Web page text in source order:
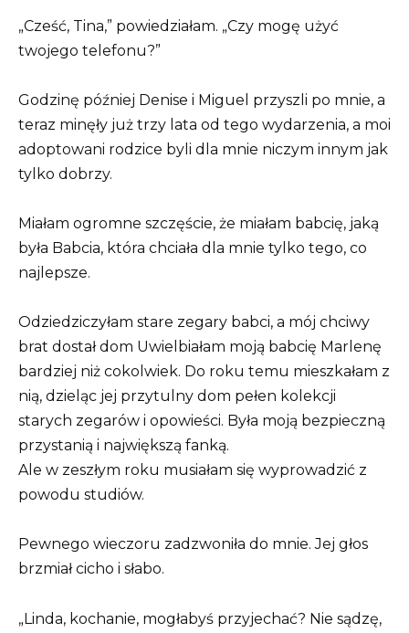
„Cześć, Tina,” powiedziałam. „Czy mogę użyć
twojego telefonu?”
Godzinę później Denise i Miguel przyszli po mnie, a
teraz minęły już trzy lata od tego wydarzenia, a moi
adoptowani rodzice byli dla mnie niczym innym jak
tylko dobrzy.
Miałam ogromne szczęście, że miałam babcię, jaką
była Babcia, która chciała dla mnie tylko tego, co
najlepsze.
Odziedziczyłam stare zegary babci, a mój chciwy
brat dostał dom Uwielbiałam moją babcię Marlenę
bardziej niż cokolwiek. Do roku temu mieszkałam z
nią, dzieląc jej przytulny dom pełen kolekcji
starych zegarów i opowieści. Była moją bezpieczną
przystanią i największą fanką.
Ale w zeszłym roku musiałam się wyprowadzić z
powodu studiów.
Pewnego wieczoru zadzwoniła do mnie. Jej głos
brzmiał cicho i słabo.
„Linda, kochanie, mogłabyś przyjechać? Nie sądzę,